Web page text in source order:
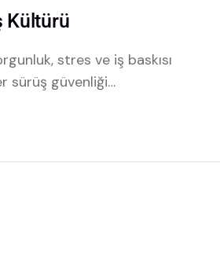
Kültürü
stres ve iş baskısı
sürüş güvenliği